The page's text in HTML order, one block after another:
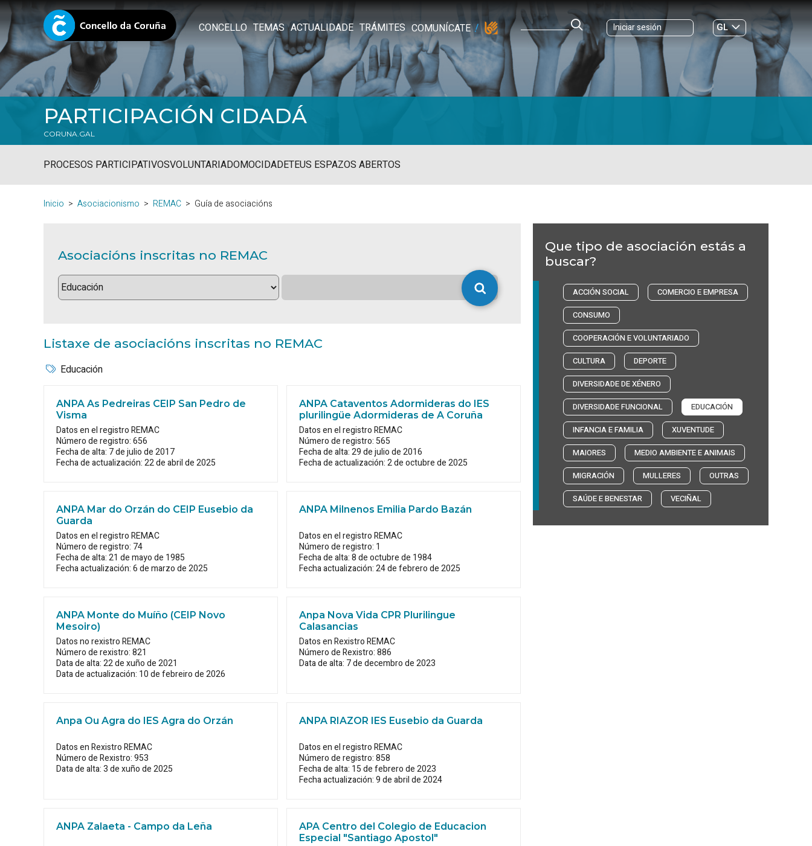
CONCELLO TEMAS ACTUALIDADE TRÁMITES COMUNÍCATE Iniciar sesión
GL
ES|
PARTICIPACIÓN CIDADÁ
CORUNA.GAL
PROCESOS PARTICIPATIVOSVOLUNTARIADOMOCIDADETEUS ESPAZOS ABERTOS
Inicio Asociacionismo REMAC Guía de asociacións
Asociacións inscritas no REMAC
Listaxe de asociacións inscritas no REMAC
Educación
ANPA As Pedreiras CEIP San Pedro de
Visma
Datos en el registro REMAC
Número de registro: 656
Fecha de alta: 7 de julio de 2017
Fecha de actualización: 22 de abril de 2025
ANPA Cataventos Adormideras do IES
plurilingüe Adormideras de A Coruña
Datos en el registro REMAC
Número de registro: 565
Fecha de alta: 29 de julio de 2016
Fecha de actualización: 2 de octubre de 2025
ANPA Mar do Orzán do CEIP Eusebio da
Guarda
Datos en el registro REMAC
Número de registro: 74
Fecha de alta: 21 de mayo de 1985
Fecha actualización: 6 de marzo de 2025
ANPA Milnenos Emilia Pardo Bazán
Datos en el registro REMAC
Número de registro: 1
Fecha de alta: 8 de octubre de 1984
Fecha actualización: 24 de febrero de 2025
ANPA Monte do Muíño (CEIP Novo
Mesoiro)
Datos no rexistro REMAC
Número de rexistro: 821
Data de alta: 22 de xuño de 2021
Data de actualización: 10 de febreiro de 2026
Anpa Nova Vida CPR Plurilingue
Calasancias
Datos en Rexistro REMAC
Número de Rexistro: 886
Data de alta: 7 de decembro de 2023
Anpa Ou Agra do IES Agra do Orzán
Datos en Rexistro REMAC
Número de Rexistro: 953
Data de alta: 3 de xuño de 2025
ANPA RIAZOR IES Eusebio da Guarda
Datos en el registro REMAC
Número de registro: 858
Fecha de alta: 15 de febrero de 2023
Fecha actualización: 9 de abril de 2024
ANPA Zalaeta - Campo da Leña
APA Centro del Colegio de Educacion
Especial "Santiago Apostol"
Que tipo de asociación estás a
buscar?
ACCIÓN SOCIAL
COMERCIO E EMPRESA
CONSUMO
COOPERACIÓN E VOLUNTARIADO
CULTURA
DEPORTE
DIVERSIDADE DE XÉNERO
DIVERSIDADE FUNCIONAL
EDUCACIÓN
INFANCIA E FAMILIA
XUVENTUDE
MAIORES
MEDIO AMBIENTE E ANIMAIS
MIGRACIÓN
MULLERES
OUTRAS
SAÚDE E BENESTAR
VECIÑAL